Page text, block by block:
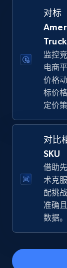
5.6K+
Walmart -
using sku
URL, Final
more.
5.6K+
TikTok
URL, Title,
price,
对标
监控
电商
价格
标价
定价策
对比
SKU
借助
术克
配挑
准确
数据。